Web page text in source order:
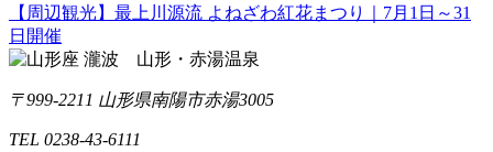
【周辺観光】最上川源流 よねざわ紅花まつり｜7月1日～31
日開催
〒999-2211 山形県南陽市赤湯3005
TEL 0238-43-6111